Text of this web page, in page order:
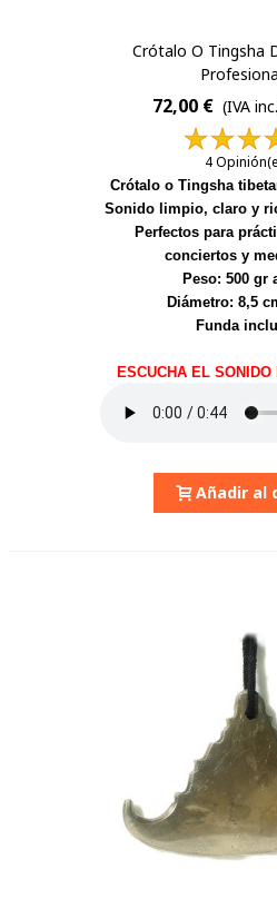
Crótalo O Tingsha
72,00 € (IVA
4
Crótalo o Tingsha
Sonido limpio, claro y
Perfectos para
conciertos y
Peso: 500 gr
Diámetro: 8,5
Funda
ESCUCHA EL SONIDO
Añadir al